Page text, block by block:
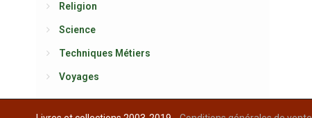
Religion
Science
Techniques Métiers
Voyages